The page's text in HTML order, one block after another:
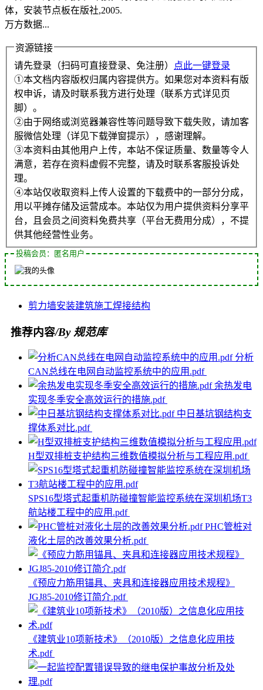
体，安装节点板在版社,2005.
万方数据...
资源链接
请先登录（扫码可直接登录、免注册）
点此一键登录
①本文档内容版权归属内容提供方。如果您对本资料有版
权申诉，请及时联系我方进行处理（联系方式详见页
脚）。
②由于网络或浏览器兼容性等问题导致下载失败，请加客
服微信处理（详见下载弹窗提示），感谢理解。
③本资料由其他用户上传，本站不保证质量、数量等令人
满意，若存在资料虚假不完整，请及时联系客服投诉处
理。
④本站仅收取资料上传人设置的下载费中的一部分分成，
用以平摊存储及运营成本。本站仅为用户提供资料分享平
台，且会员之间资料免费共享（平台无费用分成），不提
供其他经营性业务。
投稿会员：匿名用户
剪力墙安装建筑施工焊接结构
推荐内容/By 规范库
分析
CAN总线在电网自动监控系统中的应用.pdf
余热发电
实现冬季安全高效运行的措施.pdf
中日基坑钢结构支
撑体系对比.pdf
H型双排桩支护结构三维数值模拟分析与工程应用.pdf
SPS16型塔式起重机防碰撞智能监控系统在深圳机场T3
航站楼工程中的应用.pdf
PHC管桩对
液化土层的改善效果分析.pdf
《预应力筋用锚具、夹具和连接器应用技术规程》
JGJ85-2010修订简介.pdf
《建筑业10项新技术》（2010版）之信息化应用技
术.pdf